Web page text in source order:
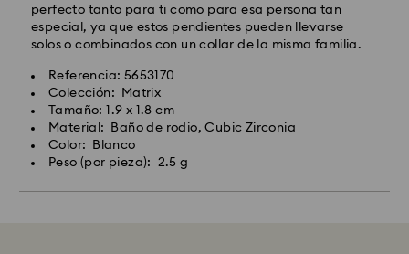
perfecto tanto para ti como para esa persona tan
especial, ya que estos pendientes pueden llevarse
solos o combinados con un collar de la misma familia.
Referencia: 5653170
Colección: Matrix
Tamaño: 1.9 x 1.8 cm
Material: Baño de rodio, Cubic Zirconia
Color: Blanco
Peso (por pieza): 2.5 g